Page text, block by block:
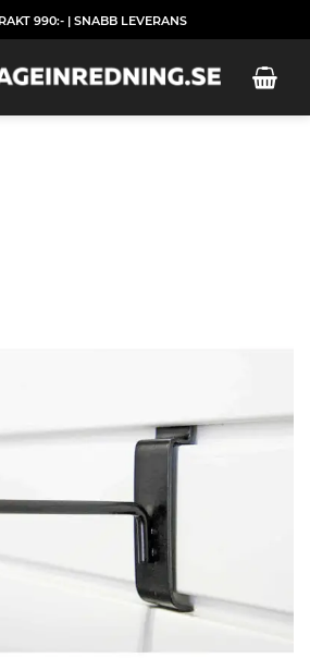
990:- | SNABB LEVERANS